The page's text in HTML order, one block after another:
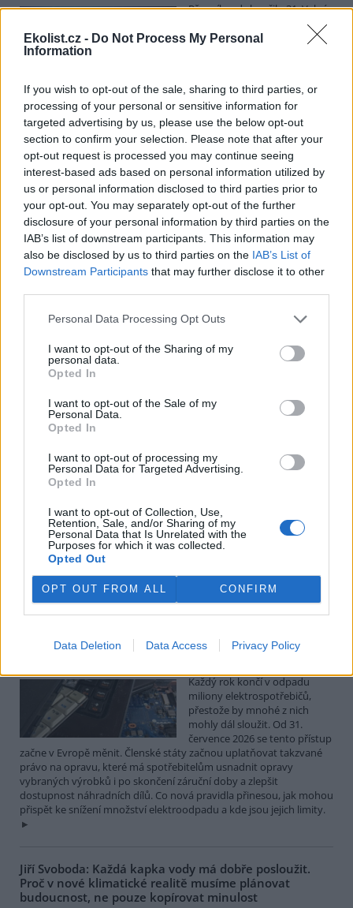
Ekolist.cz - Do Not Process My Personal
Information
If you wish to opt-out of the sale, sharing to third parties, or
processing of your personal or sensitive information for
targeted advertising by us, please use the below opt-out
section to confirm your selection. Please note that after your
opt-out request is processed you may continue seeing
interest-based ads based on personal information utilized by
us or personal information disclosed to third parties prior to
your opt-out. You may separately opt-out of the further
disclosure of your personal information by third parties on the
IAB’s list of downstream participants. This information may
also be disclosed by us to third parties on the IAB’s List of
Downstream Participants that may further disclose it to other
Personal Data Processing Opt Outs
I want to opt-out of the Sharing of my
personal data.
Opted In
I want to opt-out of the Sale of my
Personal Data.
Opted In
I want to opt-out of processing my
Personal Data for Targeted Advertising.
Opted In
I want to opt-out of Collection, Use,
Retention, Sale, and/or Sharing of my
Personal Data that Is Unrelated with the
Purposes for which it was collected.
Opted Out
OPT OUT FROM ALL CONFIRM
Data Deletion Data Access Privacy Policy
Přes víkend skončilo 31. Valné
shromáždění Mezinárodního
úřadu pro mořské dno (ISA),
jasně deklarovat, že snahy o nezákonnou hlubinnou těžbu
nebudou tolerovány.
Luboš Pavlovič: Veřejnost může do poloviny srpna
připomínkovat plavební kanál u Přelouče
3.8.2026
Diskuse: 16
Ministerstvo životního
prostředí oznámilo 14.
července 2026 zahájení
zjišťovacího řízení pro záměr
„Stupeň Přelouč II“ za asi 3,3
do Pardubic. Veřejnost může své vyjádření k vlivům této stavby na
životní prostředí poslat ministerstvu do 13. srpna 2026.
Kilian Kaminski: Evropa slibuje právo na opravu.
Budou ale opravy skutečně levnější?
Diskuse: 41
Členské státy nyní převádějí
legislativy. Podle společnosti
refurbed, evropským
marketplace s repasovanou elektronikou, však mohou i po
zavedení nových pravidel zůstat náklady na opravy natolik vysoké,
že pro spotřebitele bude stále výhodnější koupit nové zařízení.
Směrnice má přitom usnadnit opravy elektroniky i po skončení
záruční doby, zlepšit dostupnost náhradních dílů a zabránit
výrobcům, aby zásahy do zařízení zbytečně komplikovali nebo
znemožňovali. Nestanovuje však konkrétní cenový limit ani
způsob výpočtu ceny náhradních dílů a oprav.
31.7.2026
Každý rok končí v odpadu
miliony elektrospotřebičů,
přestože by mnohé z nich
mohly dál sloužit. Od 31.
července 2026 se tento přístup
začne v Evropě měnit. Členské státy začnou uplatňovat takzvané
právo na opravu, které má spotřebitelům usnadnit opravy
vybraných výrobků i po skončení záruční doby a zlepšit
dostupnost náhradních dílů. Co nová pravidla přinesou, jak mohou
přispět ke snížení množství elektroodpadu a kde jsou jejich limity.
Jiří Svoboda: Každá kapka vody má dobře posloužit.
Proč v nové klimatické realitě musíme plánovat
budoucnost, ne pouze kopírovat minulost